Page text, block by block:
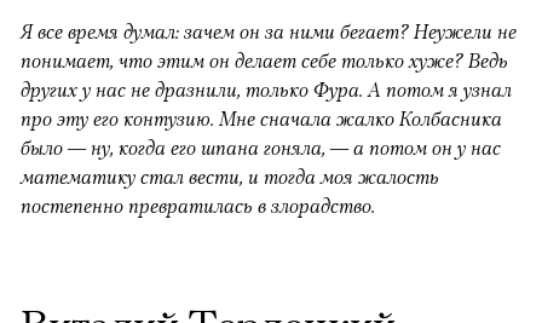
Я все время думал: зачем он за ними бегает? Неужели не
понимает, что этим он делает себе только хуже? Ведь
других у нас не дразнили, только Фура. А потом я узнал
про эту его контузию. Мне сначала жалко Колбасника
было — ну, когда его шпана гоняла, — а потом он у нас
математику стал вести, и тогда моя жалость
постепенно превратилась в злорадство.